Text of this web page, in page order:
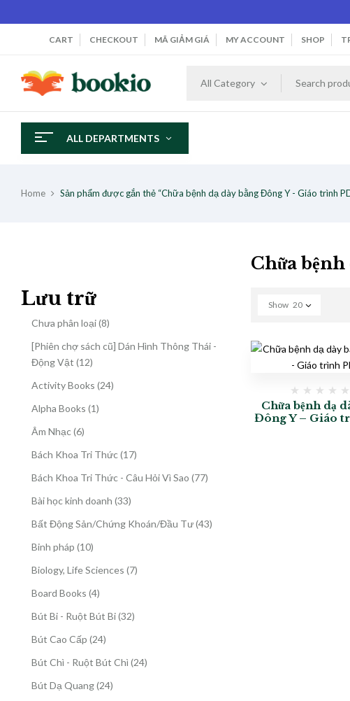
CART CHECKOUT MÃ GIẢM GIÁ MY ACCOUNT SHOP
All Category
ALL DEPARTMENTS
Home Sản phẩm được gắn thẻ “Chữa bệnh dạ dày bằng Đông Y - Giáo trình
Lưu trữ
Chưa phân loại 88
phẩm
[Phiên chợ sách cũ] Dán Hình Thông Thái -
Động Vật 1212
phẩm
Activity Books 2424
Alpha Books 11
Âm Nhạc 66
Bách Khoa Tri Thức 1717
Bách Khoa Tri Thức - Câu Hỏi Vì Sao 7777
Bài học kinh doanh 3333
Bất Động Sản/Chứng Khoán/Đầu Tư 4343
Binh pháp 1010
Biology, Life Sciences 77
Board Books 44
phẩm
Bút Bi - Ruột Bút Bi 3232
Bút Cao Cấp 2424
Bút Chì - Ruột Bút Chì 2424
Bút Dạ Quang 2424
Chữa
Show 20
Chữa bệnh dạ
Đông Y – Giáo